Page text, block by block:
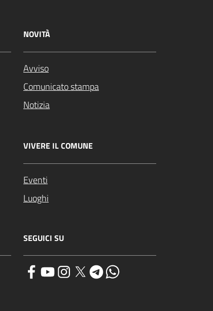
NOVITÀ
Avviso
Comunicato stampa
Notizia
VIVERE IL COMUNE
Eventi
Luoghi
SEGUICI SU